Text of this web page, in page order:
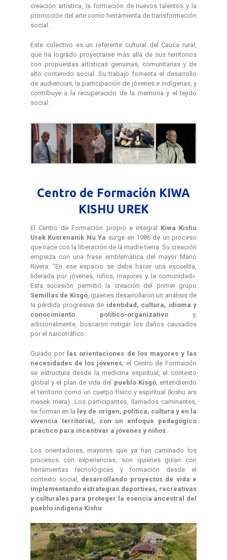
creación artística, la formación de nuevos talentos y la
promoción del arte como herramienta de transformación
social.
Este colectivo es un referente cultural del Cauca rural,
que ha logrado proyectarse más allá de sus territorios
con propuestas artísticas genuinas, comunitarias y de
alto contenido social. Su trabajo fomenta el desarrollo
de audiencias, la participación de jóvenes e indígenas, y
contribuye a la recuperación de la memoria y el tejido
social.
Centro de Formación KIWA
KISHU UREK
El Centro de Formación propio e integral Kiwa Kishu
Urek Kusrenanik Nu Ya surge en 1986 de un proceso
que nace con la liberación de la madre tierra. Su creación
empieza con una frase emblemática del mayor Mario
Rivera: “En ese espacio se debe hacer una escuelita,
liderada por jóvenes, niños, mayores y la comunidad».
Esta sucesión permitió la creación del primer grupo
Semillas de Kisgó, quienes desarrollaron un análisis de
la pérdida progresiva de identidad, cultura, idioma y
conocimiento político-organizativoy,
adicionalmente, buscaron mitigar los daños causados
por el narcotráfico.
Guiado por las orientaciones de los mayores y las
necesidades de los jóvenes , el Centro de Formación
se estructura desde la medicina espiritual, el contexto
global y el plan de vida del pueblo Kisgó, entendiendo
el territorio como un cuerpo físico y espiritual (kishu ars
mɵsek mera). Los participantes, llamados caminantes,
se forman en la ley de origen, política, cultura y en la
vivencia territorial, con un enfoque pedagógico
práctico para incentivar a jóvenes y niños.
Los orientadores, mayores que ya han caminado los
procesos con experiencias, son quienes guían con
herramientas tecnológicas y formación desde el
contexto social, desarrollando proyectos de vida e
implementando estrategias deportivas, recreativas
y culturales para proteger la esencia ancestral del
pueblo indígena Kishu